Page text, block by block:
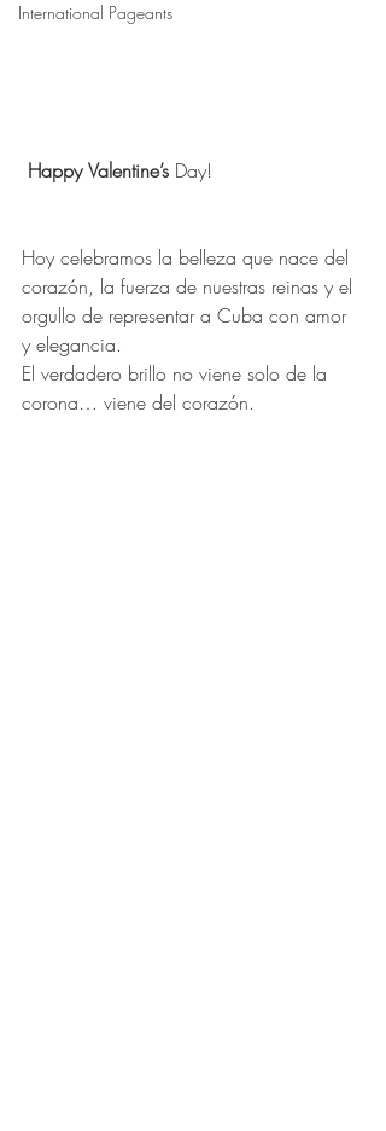
International Pageants
Happy Valentine’s Day!
Hoy celebramos la belleza que nace del
corazón, la fuerza de nuestras reinas y el
orgullo de representar a Cuba con amor
y elegancia.
El verdadero brillo no viene solo de la
corona… viene del corazón.